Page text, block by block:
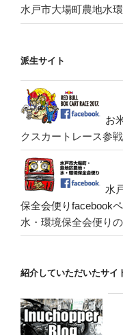
水戸市大場町農地水
派生サイト
お
クスカートレース参
水
保全会便りfacebook
水・環境保全会便り
紹介していただいたサイ